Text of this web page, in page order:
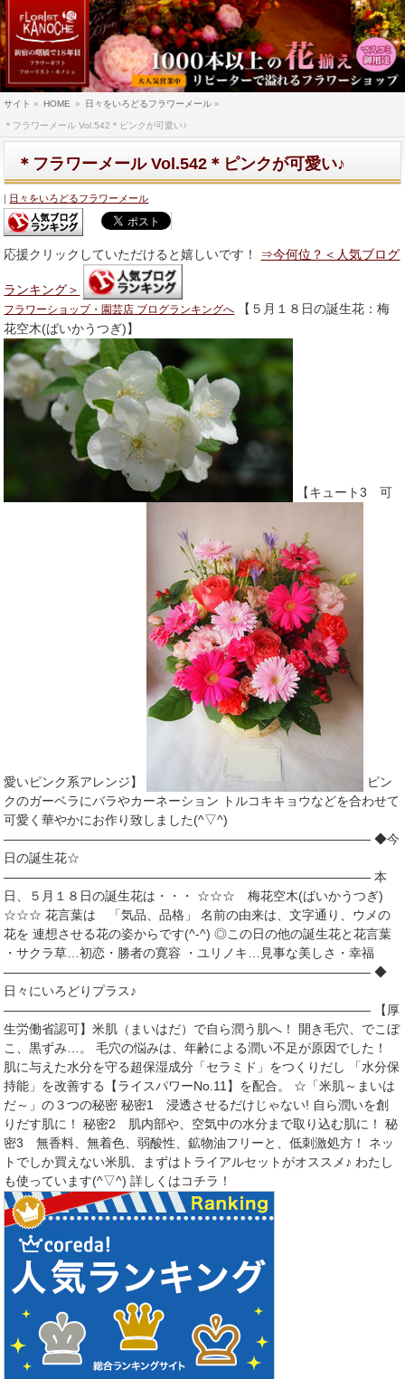
サイト » HOME » 日々をいろどるフラワーメール »
＊フラワーメール Vol.542＊ピンクが可愛い♪
＊フラワーメール Vol.542＊ピンクが可愛い♪
日々をいろどるフラワーメール
応援クリックしていただけると嬉しいです！ ⇒今何位？＜人気ブログ
ランキング＞
フラワーショップ・園芸店 ブログランキングへ
【５月１８日の誕生花：梅
花空木(ばいかうつぎ)】
【キュート3 可
愛いピンク系アレンジ】
ピン
クのガーベラにバラやカーネーション トルコキキョウなどを合わせて
可愛く華やかにお作り致しました(^▽^)
――――――――――――――――――――――――――――― ◆今
日の誕生花☆
――――――――――――――――――――――――――――― 本
日、５月１８日の誕生花は・・・ ☆☆☆ 梅花空木(ばいかうつぎ)
☆☆☆ 花言葉は 「気品、品格」 名前の由来は、文字通り、ウメの
花を 連想させる花の姿からです(^-^) ◎この日の他の誕生花と花言葉
・サクラ草…初恋・勝者の寛容 ・ユリノキ…見事な美しさ・幸福
――――――――――――――――――――――――――――― ◆
日々にいろどりプラス♪
――――――――――――――――――――――――――――― 【厚
生労働省認可】米肌（まいはだ）で自ら潤う肌へ！ 開き毛穴、でこぼ
こ、黒ずみ…。 毛穴の悩みは、年齢による潤い不足が原因でした！
肌に与えた水分を守る超保湿成分「セラミド」をつくりだし 「水分保
持能」を改善する【ライスパワーNo.11】を配合。 ☆「米肌～まいは
だ～」の３つの秘密 秘密1 浸透させるだけじゃない! 自ら潤いを創
りだす肌に！ 秘密2 肌内部や、空気中の水分まで取り込む肌に！ 秘
密3 無香料、無着色、弱酸性、鉱物油フリーと、低刺激処方！ ネッ
トでしか買えない米肌、まずはトライアルセットがオススメ♪ わたし
も使っています(^▽^) 詳しくはコチラ！